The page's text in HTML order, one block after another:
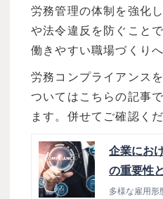
労務管理の体制を強化
や法令違反を防ぐこと
働きやすい職場づくり
労務コンプライアンス
ついてはこちらの記事
ます。併せてご確認くだ
企業にお
の重要性
多様な雇用形